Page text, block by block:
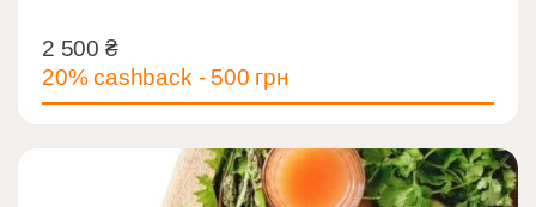
2 500 ₴
20% cashback - 500 грн
2 500 ₴